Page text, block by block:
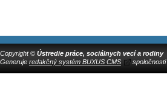
Copyright © Ústredie práce, sociálnych vecí a rodiny
Generuje redakčný systém BUXUS CMS spoločnosti